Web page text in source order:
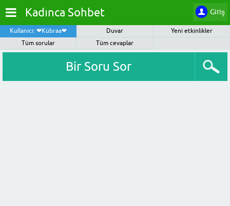
Giriş
Kadınca Sohbet
Kullanıcı: ❤Kübraa❤ Duvar
Yeni etkinlikler
Tüm sorular
Tüm cevaplar
Bir Soru Sor